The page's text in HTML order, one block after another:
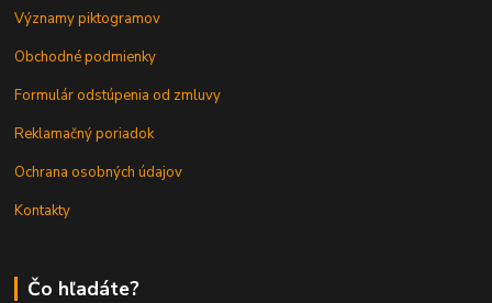
Významy piktogramov
Obchodné podmienky
Formulár odstúpenia od zmluvy
Reklamačný poriadok
Ochrana osobných údajov
Kontakty
Čo hľadáte?